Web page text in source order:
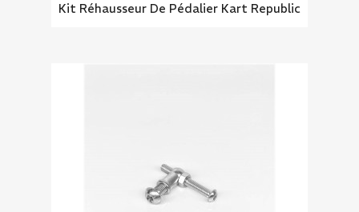
Kit Réhausseur De Pédalier Kart Republic